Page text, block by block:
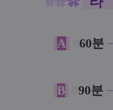
✿
A 60분
B 90분